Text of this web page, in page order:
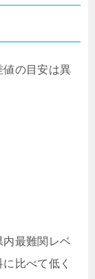
の目安は異
最難関レベ
比べて低く